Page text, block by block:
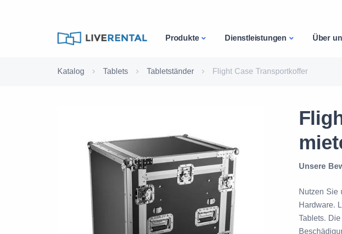
Produkte Dienstleistungen Über
Katalog Tablets Tabletständer Flight Case Transportkoffer
Unsere
Nutzen Sie
Hardware.
Tablets.